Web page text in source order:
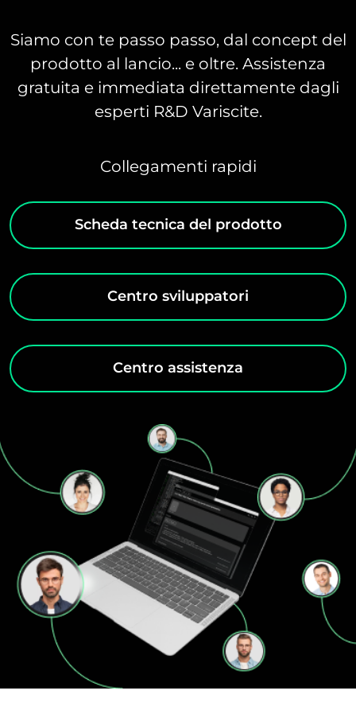
Siamo con te passo passo, dal concept del
prodotto al lancio... e oltre. Assistenza
gratuita e immediata direttamente dagli
esperti R&D Variscite.
Collegamenti rapidi
Scheda tecnica del prodotto
Centro sviluppatori
Centro assistenza